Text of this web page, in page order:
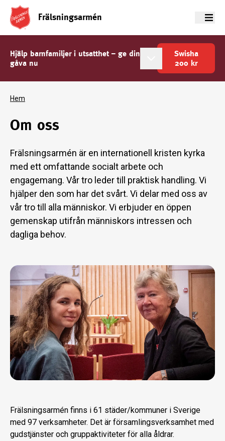
Frälsningsarmén Meny
Hjälp barnfamiljer i utsatthet – ge din
gåva nu
Swisha
200 kr
Hem
Om oss
Frälsningsarmén är en internationell kristen kyrka
med ett omfattande socialt arbete och
engagemang. Vår tro leder till praktisk handling. Vi
hjälper den som har det svårt. Vi delar med oss av
vår tro till alla människor. Vi erbjuder en öppen
gemenskap utifrån människors intressen och
dagliga behov.
Frälsningsarmén finns i 61 städer/kommuner i Sverige
med 97 verksamheter. Det är församlingsverksamhet med
gudstjänster och gruppaktiviteter för alla åldrar.